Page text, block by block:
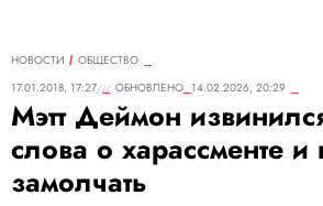
НОВОСТИ
ОБЩЕСТВО
17.01.2018, 17:27
ОБНОВЛЕНО 14.02.2026, 20:29
Мэтт Деймон
слова о харассменте
замолчать